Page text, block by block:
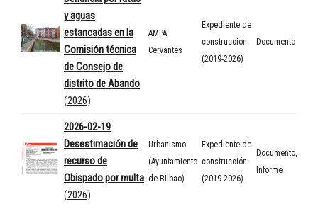
y aguas
estancadas en la
Comisión técnica
de Consejo de
distrito de Abando
(2026)
AMPA
Cervantes
Expediente de
construcción
(2019-2026)
Documento
2026-02-19
Desestimación de
recurso de
Obispado por multa
(2026)
Urbanismo
(Ayuntamiento
de BIlbao)
Expediente de
construcción
(2019-2026)
Documento
Informe